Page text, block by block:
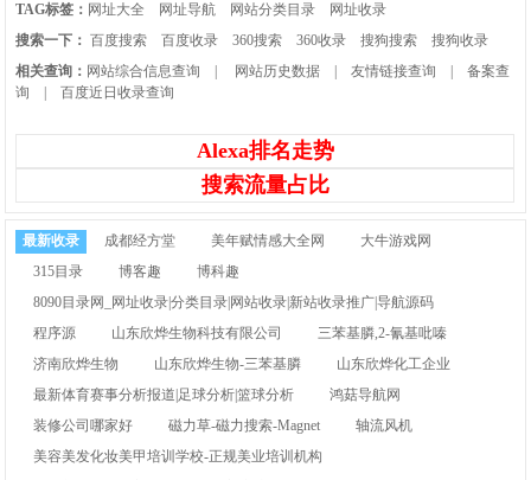
TAG标签： 网址大全 网址导航 网站分类目录
网址收录
搜索一下： 百度搜索 百度收录 360搜索 360收录 搜狗搜索
搜狗收录
相关查询： 网站综合信息查询 网站历史数据 |友情链接查询 |备案查
询
|百度近日收录查询
Alexa排名走势
搜索流量占比
最新收录 成都经方堂 美年赋情感大全网
大牛游戏网
315目录
博客趣
博科趣
8090目录网_网址收录|分类目录|网站收录|新站收录推广|导航源码
程序源
山东欣烨生物科技有限公司
三苯基膦,2-氰基吡嗪
济南欣烨生物
山东欣烨生物-三苯基膦
山东欣烨化工企业
最新体育赛事分析报道|足球分析|篮球分析
鸿菇导航网
装修公司哪家好
磁力草-磁力搜索-Magnet
轴流风机
美容美发化妆美甲培训学校-正规美业培训机构